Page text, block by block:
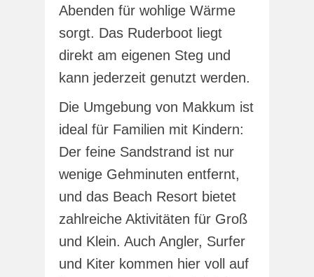
Abenden für wohlige Wärme
sorgt. Das Ruderboot liegt
direkt am eigenen Steg und
kann jederzeit genutzt werden.
Die Umgebung von Makkum ist
ideal für Familien mit Kindern:
Der feine Sandstrand ist nur
wenige Gehminuten entfernt,
und das Beach Resort bietet
zahlreiche Aktivitäten für Groß
und Klein. Auch Angler, Surfer
und Kiter kommen hier voll auf